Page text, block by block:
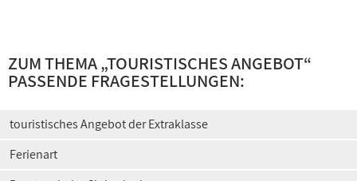
ZUM THEMA „TOURISTISCHES ANGEBOT“
PASSENDE FRAGESTELLUNGEN:
touristisches Angebot der Extraklasse
Ferienart